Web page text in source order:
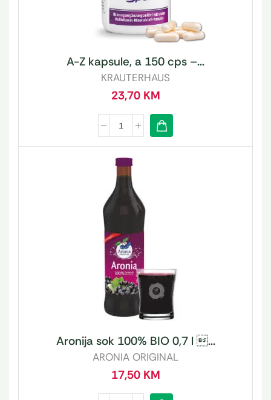
A-Z kapsule, a 150 cps –...
KRAUTERHAUS
23,70 KM
Aronija sok 100% BIO 0,7 l ...
ARONIA ORIGINAL
17,50 KM